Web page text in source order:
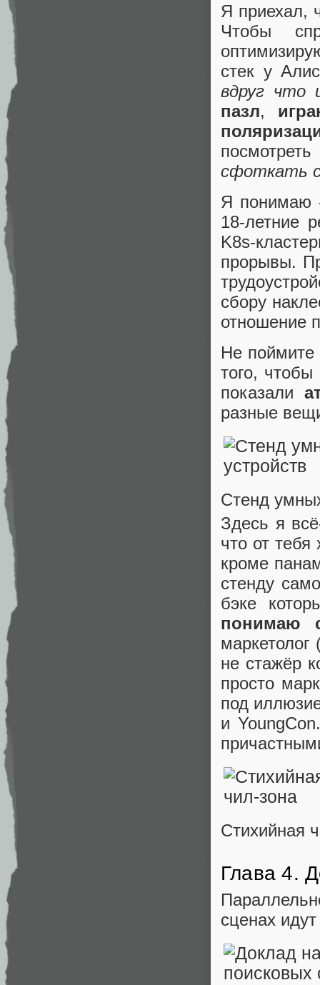
Я приехал,
Чтобы
стек у
вдруг что
пазл,
сфоткать
Я понимаю
18-летние
K8s-
прорывы.
сбору
отношение
Не поймите
того,
показали
разные
Стенд
Здесь я
что от тебя
кроме
стенду
бэке
понимаю
маркетолог
не стажёр
просто
под
и
Стихийная
Глава 4.
сценах